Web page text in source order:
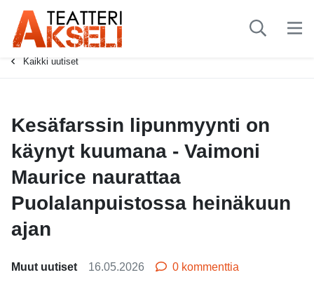
Kaikki uutiset
Kesäfarssin lipunmyynti on
käynyt kuumana - Vaimoni
Maurice naurattaa
Puolalanpuistossa heinäkuun
ajan
Muut uutiset 16.05.2026 0 kommenttia